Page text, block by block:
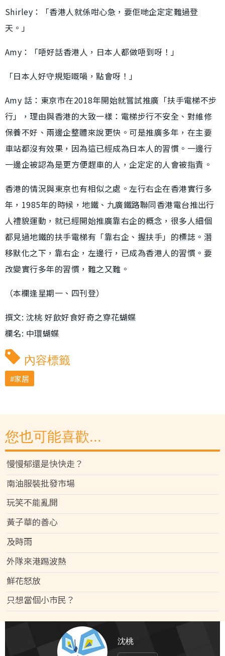
Shirley：「香港人就係咁心急，要佢哋企定定難過登
天。」
Amy：「唔好話香港人，日本人都做唔到呀！」
「日本人好守規矩嘅喎，點會呀！」
Amy 話：東京市在2018年開始就嘗試推廣「扶手電梯不步
行」，理由與香港的大致一樣：電梯步行不安全、對維修
保養不好、兩邊企整體來說更快。可是推廣多年，在主要
車站都沒有效果，因為這已經成為日本人的習慣。一邊行
一邊企被認為是更方便趕車的人，企定定的人會被指責。
香港的情況與東京也有相似之處。左行右企在香港實行多
年，1985年的時候，地鐵、九廣鐵路聯同香港電台推出行
人禮貌運動，就已經開始推廣靠右企的概念，很多人細個
都見過地鐵的扶手電梯有「靠右企、握扶手」的標誌。潛
移默化之下，靠右企，左邊行，已成為香港人的習慣。要
改變實行多年的習慣，難之又難。
（本欄逢星期一、四刊登）
撰文: 沈桃 好飲好食好奇之穿花蝴蝶
欄名: 中環蝴蝶
內容標籤
家居
您也可能喜歡...
慢慢郁還是快快走？
南油服裝批發市場
玩笑不能亂開
黃子華的善心
及時雨
外隊來港踢波熱
鮮花怒放
只想當個小市民？
沈桃